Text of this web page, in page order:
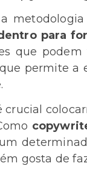
para
que
permite a
crucial
gosta de